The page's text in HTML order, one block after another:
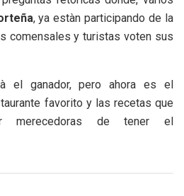
, ya estàn participando de la
comensales y turistas voten sus
el ganador, pero ahora es el
favorito y las recetas que
de tener el